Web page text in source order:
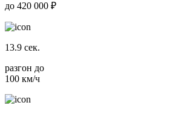
до 420 000 ₽
13.9 сек.
разгон до
100 км/ч